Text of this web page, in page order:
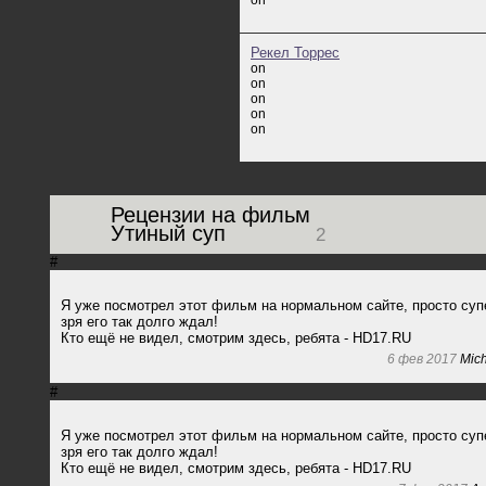
Рекел Торрес
on
on
on
on
on
Рецензии на фильм
Утиный суп 2
#
Я уже посмотрел этот фильм на нормальном сайте, просто
зря его так долго ждал!
Кто ещё не видел, смотрим здесь, ребята - HD17.RU
6 фев 2017
#
Я уже посмотрел этот фильм на нормальном сайте, просто
зря его так долго ждал!
Кто ещё не видел, смотрим здесь, ребята - HD17.RU